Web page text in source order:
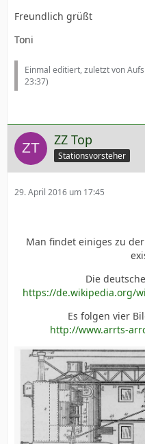
Freundlich grüßt
Toni
Einmal editiert, zuletzt von
23:37)
ZZ Top
Stationsvorsteher
29. April 2016 um 17:45
Man findet einiges zu
Die
https://de.wikipedia.org/
Es folgen vier
http://www.arrts-